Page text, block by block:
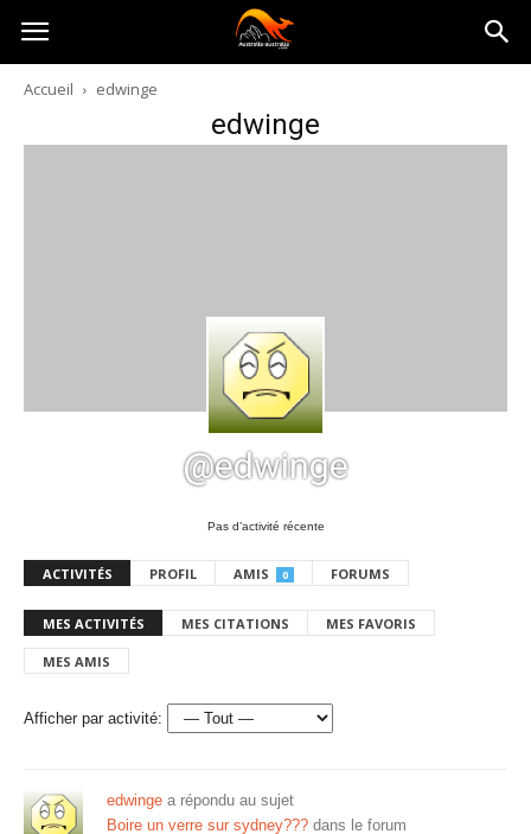
Australia-
australie.com
Accueil edwinge
edwinge
@edwinge
Pas d’activité récente
ACTIVITÉS PROFIL AMIS 0 FORUMS
MES ACTIVITÉS MES CITATIONS MES FAVORIS
MES AMIS
Afficher par activité:
edwinge a répondu au sujet
Boire un verre sur sydney??? dans le forum